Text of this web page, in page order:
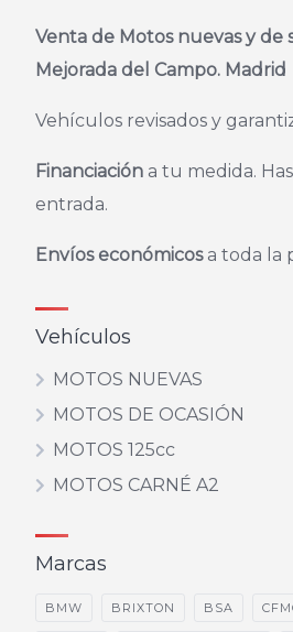
Venta de Motos nuevas y de
Mejorada del Campo. Madrid
Vehículos revisados y
Financiación a tu medida.
entrada.
Envíos económicosa toda la
Vehículos
MOTOS NUEVAS
MOTOS DE OCASIÓN
MOTOS 125cc
MOTOS CARNÉ A2
Marcas
BMW BRIXTON BSA